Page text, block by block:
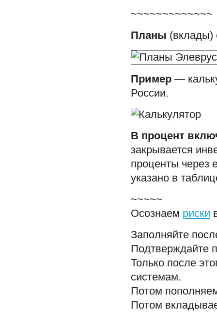
~~~~~~~~~~~~~
Планы (вклады)
Пример —
России.
В процент
закрывается
проценты через
указано в
~~~~~
Осознаем риски
Заполняйте
Подтверждайте
Только после
системам.
Потом
Потом